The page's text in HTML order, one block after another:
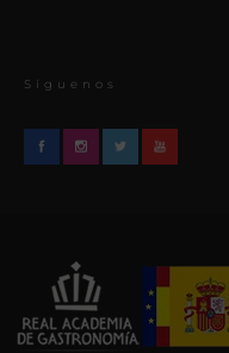
Síguenos